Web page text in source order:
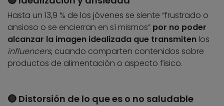
Hasta un 13,9 % de los jóvenes se siente “frustrado o
ansioso o se encierran en sí mismos” por no poder
alcanzar la imagen idealizada que transmiten los
influencers, cuando comparten contenidos sobre
productos de alimentación o aspecto físico.
🔴 Distorsión de lo que es o no saludable